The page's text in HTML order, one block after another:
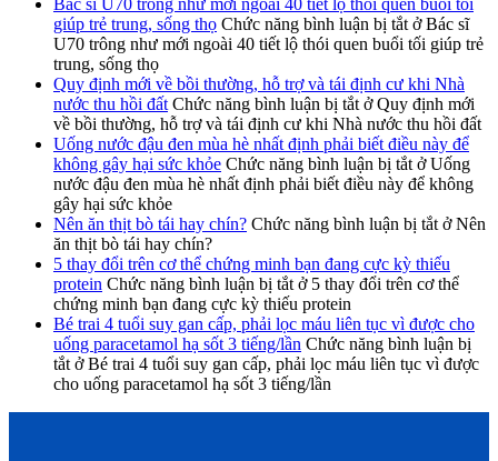
giúp trẻ trung, sống thọ Chức năng bình luận bị tắt ở Bác sĩ
U70 trông như mới ngoài 40 tiết lộ thói quen buổi tối giúp trẻ
trung, sống thọ
Quy định mới về bồi thường, hỗ trợ và tái định cư khi Nhà
nước thu hồi đất Chức năng bình luận bị tắt ở Quy định mới
về bồi thường, hỗ trợ và tái định cư khi Nhà nước thu hồi đất
Uống nước đậu đen mùa hè nhất định phải biết điều này để
không gây hại sức khỏe Chức năng bình luận bị tắt ở Uống
nước đậu đen mùa hè nhất định phải biết điều này để không
gây hại sức khỏe
Nên ăn thịt bò tái hay chín? Chức năng bình luận bị tắt ở Nên
ăn thịt bò tái hay chín?
5 thay đổi trên cơ thể chứng minh bạn đang cực kỳ thiếu
protein Chức năng bình luận bị tắt ở 5 thay đổi trên cơ thể
chứng minh bạn đang cực kỳ thiếu protein
Bé trai 4 tuổi suy gan cấp, phải lọc máu liên tục vì được cho
uống paracetamol hạ sốt 3 tiếng/lần Chức năng bình luận bị
tắt ở Bé trai 4 tuổi suy gan cấp, phải lọc máu liên tục vì được
cho uống paracetamol hạ sốt 3 tiếng/lần